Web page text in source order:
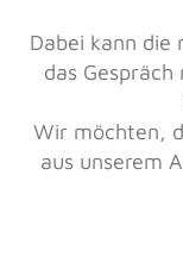
Dabei kann die
das
Wir möchten,
aus unserem